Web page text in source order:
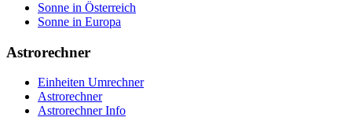
Sonne in Österreich
Sonne in Europa
Astrorechner
Einheiten Umrechner
Astrorechner
Astrorechner Info